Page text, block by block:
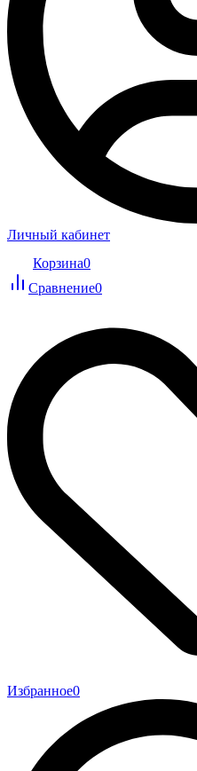
Личный кабинет
Корзина0
Сравнение0
Избранное0